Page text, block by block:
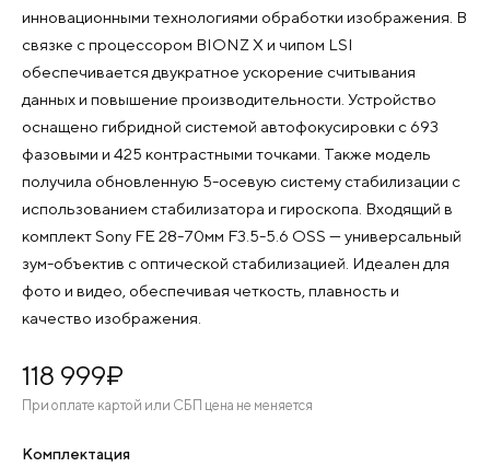
инновационными технологиями обработки изображения. В
связке с процессором BIONZ X и чипом LSI
обеспечивается двукратное ускорение считывания
данных и повышение производительности. Устройство
оснащено гибридной системой автофокусировки с 693
фазовыми и 425 контрастными точками. Также модель
получила обновленную 5-осевую систему стабилизации с
использованием стабилизатора и гироскопа. Входящий в
комплект Sony FE 28-70мм F3.5-5.6 OSS — универсальный
зум-объектив с оптической стабилизацией. Идеален для
фото и видео, обеспечивая четкость, плавность и
качество изображения.
118 999¤
При оплате картой или СБП цена не меняется
Комплектация